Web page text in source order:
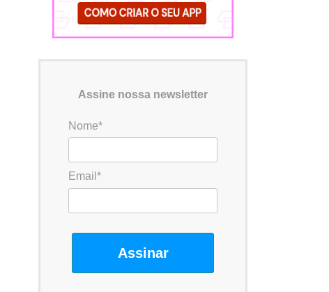
Assine nossa newsletter
Nome*
Email*
Assinar